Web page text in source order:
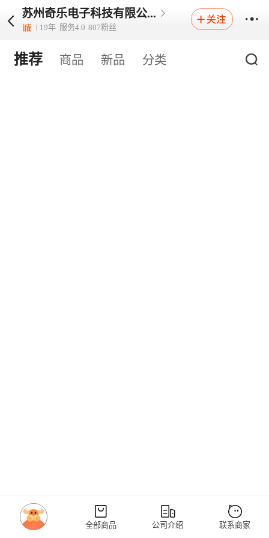
苏州奇乐电子科技有限公...
19年 服务4.0 807粉丝
推荐 商品 新品 分类
全部商品 公司介绍 联系商家